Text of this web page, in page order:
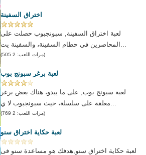
اختراق السفينة
لعبة اختراق السفينة, سبونجبوب حصلت على
(مرات اللعب: 2 505)
لعبة برغر سبونج بوب
لعبة سبونج بوب, على ما يبدو، هناك بعض برغر
(مرات اللعب: 2 769)
لعبة حكاية اختراق سنو
لعبة حكاية اختراق سنو,هدفك هو مساعدة سنو فى